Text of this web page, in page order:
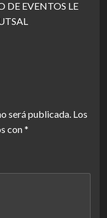
DE EVENTOS LE
será publicada. Los
con*